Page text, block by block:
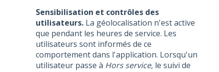
Sensibilisation et contrôles des
utilisateurs. La géolocalisation n'est active
que pendant les heures de service. Les
utilisateurs sont informés de ce
comportement dans l'application. Lorsqu'un
utilisateur passe à Hors service, le suivi de